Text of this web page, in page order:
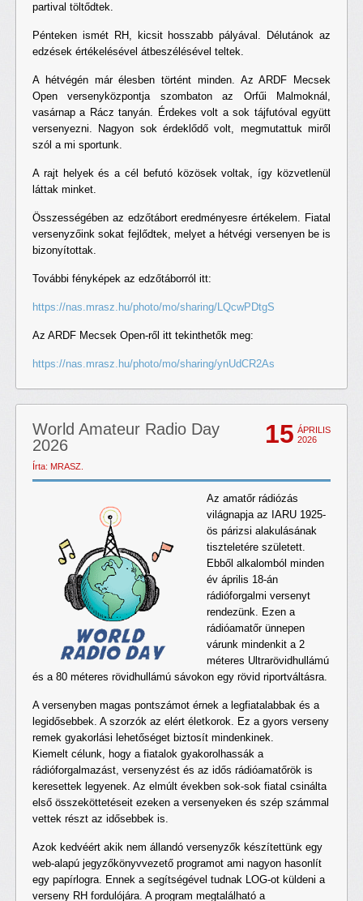
partival töltődtek.
Pénteken ismét RH, kicsit hosszabb pályával. Délutánok az
edzések értékelésével átbeszélésével teltek.
A hétvégén már élesben történt minden. Az ARDF Mecsek
Open versenyközpontja szombaton az Orfűi Malmoknál,
vasárnap a Rácz tanyán. Érdekes volt a sok tájfutóval együtt
versenyezni. Nagyon sok érdeklődő volt, megmutattuk miről
szól a mi sportunk.
A rajt helyek és a cél befutó közösek voltak, így közvetlenül
láttak minket.
Összességében az edzőtábort eredményesre értékelem. Fiatal
versenyzőink sokat fejlődtek, melyet a hétvégi versenyen be is
bizonyítottak.
További fényképek az edzőtáborról itt:
https://nas.mrasz.hu/photo/mo/sharing/LQcwPDtgS
Az ARDF Mecsek Open-ről itt tekinthetők meg:
https://nas.mrasz.hu/photo/mo/sharing/ynUdCR2As
15 ÁPRILIS
2026
World Amateur Radio Day
2026
Írta: MRASZ.
Az amatőr rádiózás
világnapja az IARU 1925-
ös párizsi alakulásának
tiszteletére született.
Ebből alkalomból minden
év április 18-án
rádióforgalmi versenyt
rendezünk. Ezen a
rádióamatőr ünnepen
várunk mindenkit a 2
méteres Ultrarövidhullámú
és a 80 méteres rövidhullámú sávokon egy rövid riportváltásra.
A versenyben magas pontszámot érnek a legfiatalabbak és a
legidősebbek. A szorzók az elért életkorok. Ez a gyors verseny
remek gyakorlási lehetőséget biztosít mindenkinek.
Kiemelt célunk, hogy a fiatalok gyakorolhassák a
rádióforgalmazást, versenyzést és az idős rádióamatőrök is
keresettek legyenek. Az elmúlt években sok-sok fiatal csinálta
első összeköttetéseit ezeken a versenyeken és szép számmal
vettek részt az idősebbek is.
Azok kedvéért akik nem állandó versenyzők készítettünk egy
web-alapú jegyzőkönyvvezető programot ami nagyon hasonlít
egy papírlogra. Ennek a segítségével tudnak LOG-ot küldeni a
verseny RH fordulójára. A program megtalálható a